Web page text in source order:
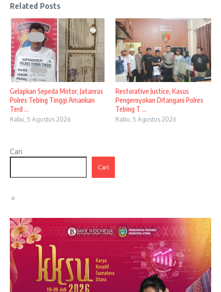
Related Posts
Gelapkan Sepeda Motor, Jatanras
Polres Tebing Tinggi Amankan
Terd ...
Rabu, 5 Agustus 2026
Restorative Justice, Kasus
Pengeroyokan Ditangani Polres
Tebing T ...
Rabu, 5 Agustus 2026
Cari
Cari